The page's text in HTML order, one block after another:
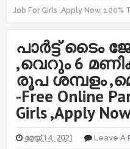
Job For Girls ,Apply Now, 100%
പാർട്ട് ടൈം
,വെറും 6
രൂപ ശമ്പളം
-Free Online
Girls ,Apply
മേയ് 14, 2021 Leave A